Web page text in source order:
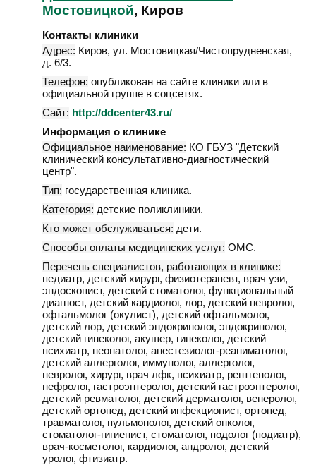
Мостовицкой, Киров
Контакты клиники
Адрес: Киров, ул. Мостовицкая/Чистопрудненская,
д. 6/3.
Телефон: опубликован на сайте клиники или в
официальной группе в соцсетях.
Сайт: http://ddcenter43.ru/
Информация о клинике
Официальное наименование: КО ГБУЗ "Детский
клинический консультативно-диагностический
центр".
Тип: государственная клиника.
Категория: детские поликлиники.
Кто может обслуживаться: дети.
Способы оплаты медицинских услуг: ОМС.
Перечень специалистов, работающих в клинике:
педиатр, детский хирург, физиотерапевт, врач узи,
эндоскопист, детский стоматолог, функциональный
диагност, детский кардиолог, лор, детский невролог,
офтальмолог (окулист), детский офтальмолог,
детский лор, детский эндокринолог, эндокринолог,
детский гинеколог, акушер, гинеколог, детский
психиатр, неонатолог, анестезиолог-реаниматолог,
детский аллерголог, иммунолог, аллерголог,
невролог, хирург, врач лфк, психиатр, рентгенолог,
нефролог, гастроэнтеролог, детский гастроэнтеролог,
детский ревматолог, детский дерматолог, венеролог,
детский ортопед, детский инфекционист, ортопед,
травматолог, пульмонолог, детский онколог,
стоматолог-гигиенист, стоматолог, подолог (подиатр),
врач-косметолог, кардиолог, андролог, детский
уролог, фтизиатр.